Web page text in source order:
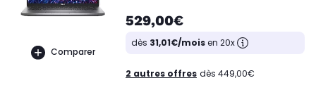
Comparer
529,00€
dès 31,01€/moisen 20x
2 autres offres dès 449,00€